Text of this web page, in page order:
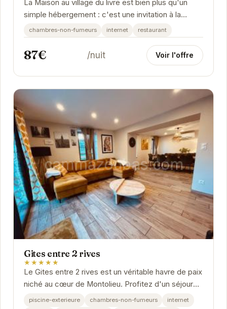
La Maison au village du livre est bien plus qu'un
simple hébergement : c'est une invitation à la
détente et à la découverte. Située au cœur...
chambres-non-fumeurs internet restaurant
87€ /nuit Voir l'offre
Gites entre 2 rives
★★★★★
Le Gites entre 2 rives est un véritable havre de paix
niché au cœur de Montolieu. Profitez d'un séjour
relaxant dans un cadre idyllique, entre...
piscine-exterieure chambres-non-fumeurs
internet